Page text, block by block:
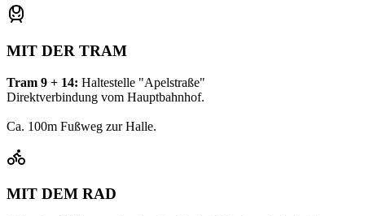
MIT DER TRAM
Tram 9 + 14: Haltestelle "Apelstraße"
Direktverbindung vom Hauptbahnhof.
Ca. 100m Fußweg zur Halle.
MIT DEM RAD